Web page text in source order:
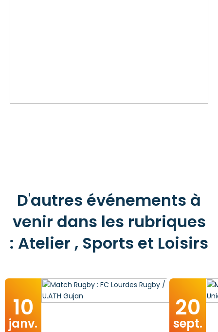
D'autres événements à
venir dans les rubriques
: Atelier , Sports et Loisirs
10
janv.
20
sept.